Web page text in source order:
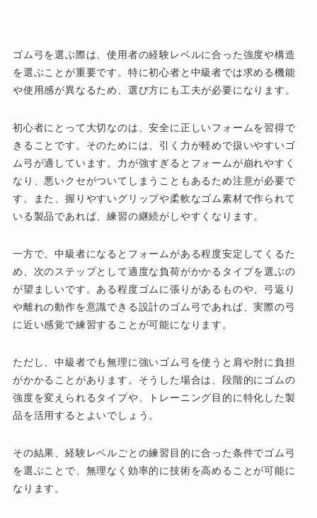
ゴム弓を選ぶ際は、使用者の経験レベルに合った強度や構造
を選ぶことが重要です。特に初心者と中級者では求める機能
や使用感が異なるため、選び方にも工夫が必要になります。
初心者にとって大切なのは、安全に正しいフォームを習得で
きることです。そのためには、引く力が軽めで扱いやすいゴ
ム弓が適しています。力が強すぎるとフォームが崩れやすく
なり、悪いクセがついてしまうこともあるため注意が必要で
す。また、握りやすいグリップや柔軟なゴム素材で作られて
いる製品であれば、練習の継続がしやすくなります。
一方で、中級者になるとフォームがある程度安定してくるた
め、次のステップとして適度な負荷がかかるタイプを選ぶの
が望ましいです。ある程度ゴムに張りがあるものや、弓返り
や離れの動作を意識できる設計のゴム弓であれば、実際の弓
に近い感覚で練習することが可能になります。
ただし、中級者でも無理に強いゴム弓を使うと肩や肘に負担
がかかることがあります。そうした場合は、段階的にゴムの
強度を変えられるタイプや、トレーニング目的に特化した製
品を活用するとよいでしょう。
その結果、経験レベルごとの練習目的に合った条件でゴム弓
を選ぶことで、無理なく効率的に技術を高めることが可能に
なります。